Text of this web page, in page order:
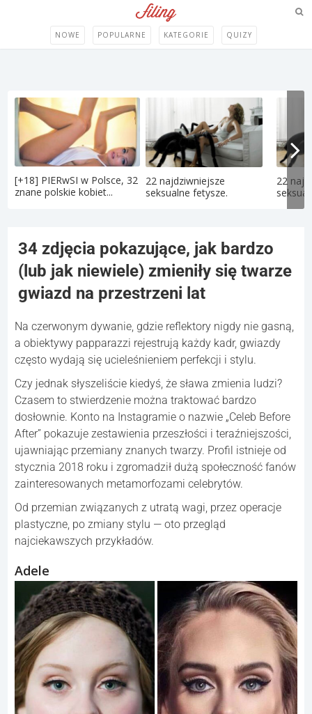
NOWE POPULARNE KATEGORIE QUIZY
[+18] PIERwSI w Polsce, 32
znane polskie kobiet...
22 najdziwniejsze
seksualne fetysze.
22
34 zdjęcia pokazujące, jak bardzo
(lub jak niewiele) zmieniły się twarze
gwiazd na przestrzeni lat
Na czerwonym dywanie, gdzie reflektory nigdy nie gasną,
a obiektywy papparazzi rejestrują każdy kadr, gwiazdy
często wydają się ucieleśnieniem perfekcji i stylu.
Czy jednak słyszeliście kiedyś, że sława zmienia ludzi?
Czasem to stwierdzenie można traktować bardzo
dosłownie. Konto na Instagramie o nazwie „Celeb Before
After” pokazuje zestawienia przeszłości i teraźniejszości,
ujawniając przemiany znanych twarzy. Profil istnieje od
stycznia 2018 roku i zgromadził dużą społeczność fanów
zainteresowanych metamorfozami celebrytów.
Od przemian związanych z utratą wagi, przez operacje
plastyczne, po zmiany stylu — oto przegląd
najciekawszych przykładów.
Adele